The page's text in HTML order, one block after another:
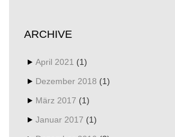
ARCHIVE
April 2021 (1)
Dezember 2018 (1)
März 2017 (1)
Januar 2017 (1)